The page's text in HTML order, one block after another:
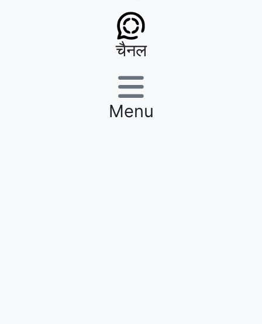
चैनल
Menu